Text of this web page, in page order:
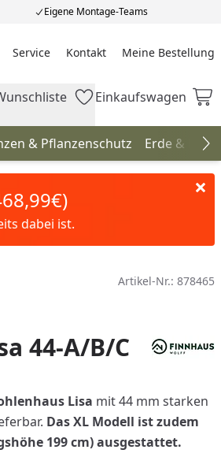
Eigene Montage-Teams
Service Kontakt Meine Bestellung
Meine Bestellung
Einkaufswagen
Einkaufswagen
& Pflanzenschutz Erde &
dabei ist.
Artikel-Nr.: 878465
44-A/B/C
Lisa mit 44 mm starken
Das XL Modell ist zudem
199 cm) ausgestattet.